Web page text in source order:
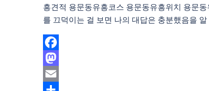
흥견적 용문동유흥코스 용문동유흥위치 용문동
를 끄덕이는 걸 보면 나의 대답은 충분했음을
Facebook
Mastodon
Email